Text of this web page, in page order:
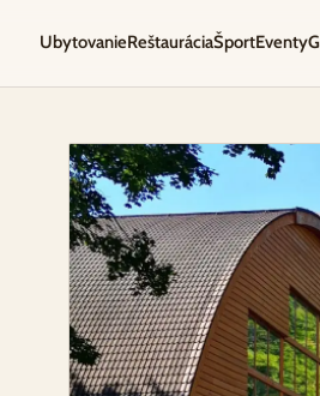
UbytovanieReštauráciaŠportEventy